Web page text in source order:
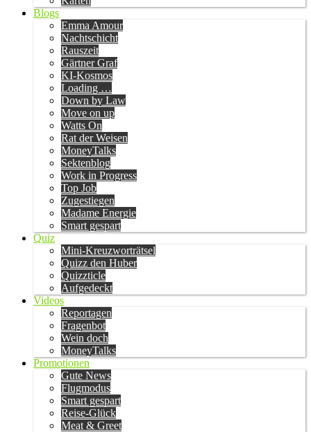
Blogs
Emma Amour
Nachtschicht
Rauszeit
Gärtner Graf
KI-Kosmos
Loading …
Down by Law
Move on up
Watts On
Rat der Weisen
MoneyTalks
Sektenblog
Work in Progress
Top Job
Zugestiegen
Madame Energie
Smart gespart
Quiz
Mini-Kreuzworträtsel
Quizz den Huber
Quizzticle
Aufgedeckt
Videos
Reportagen
Fragenbot
Wein doch
MoneyTalks
Promotionen
Gute News
Flugmodus
Smart gespart
Reise-Glück
Meat & Greet